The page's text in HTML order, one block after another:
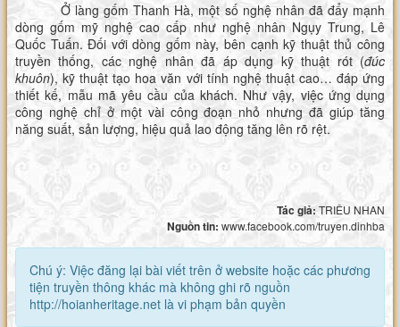
Ở làng gốm Thanh Hà, một số nghệ nhân đã đẩy mạnh
dòng gốm mỹ nghệ cao cấp như nghệ nhân Ngụy Trung, Lê
Quốc Tuấn. Đối với dòng gốm này, bên cạnh kỹ thuật thủ công
truyền thống, các nghệ nhân đã áp dụng kỹ thuật rót (đúc
khuôn), kỹ thuật tạo hoa văn với tính nghệ thuật cao… đáp ứng
thiết kế, mẫu mã yêu cầu của khách. Như vậy, việc ứng dụng
công nghệ chỉ ở một vài công đoạn nhỏ nhưng đã giúp tăng
năng suất, sản lượng, hiệu quả lao động tăng lên rõ rệt.
Tác giả:TRIÊU NHAN
Nguồn tin: www.facebook.com/truyen.dinhba
Chú ý: Việc đăng lại bài viết trên ở website hoặc các phương
tiện truyền thông khác mà không ghi rõ nguồn
http://hoianheritage.net là vi phạm bản quyền